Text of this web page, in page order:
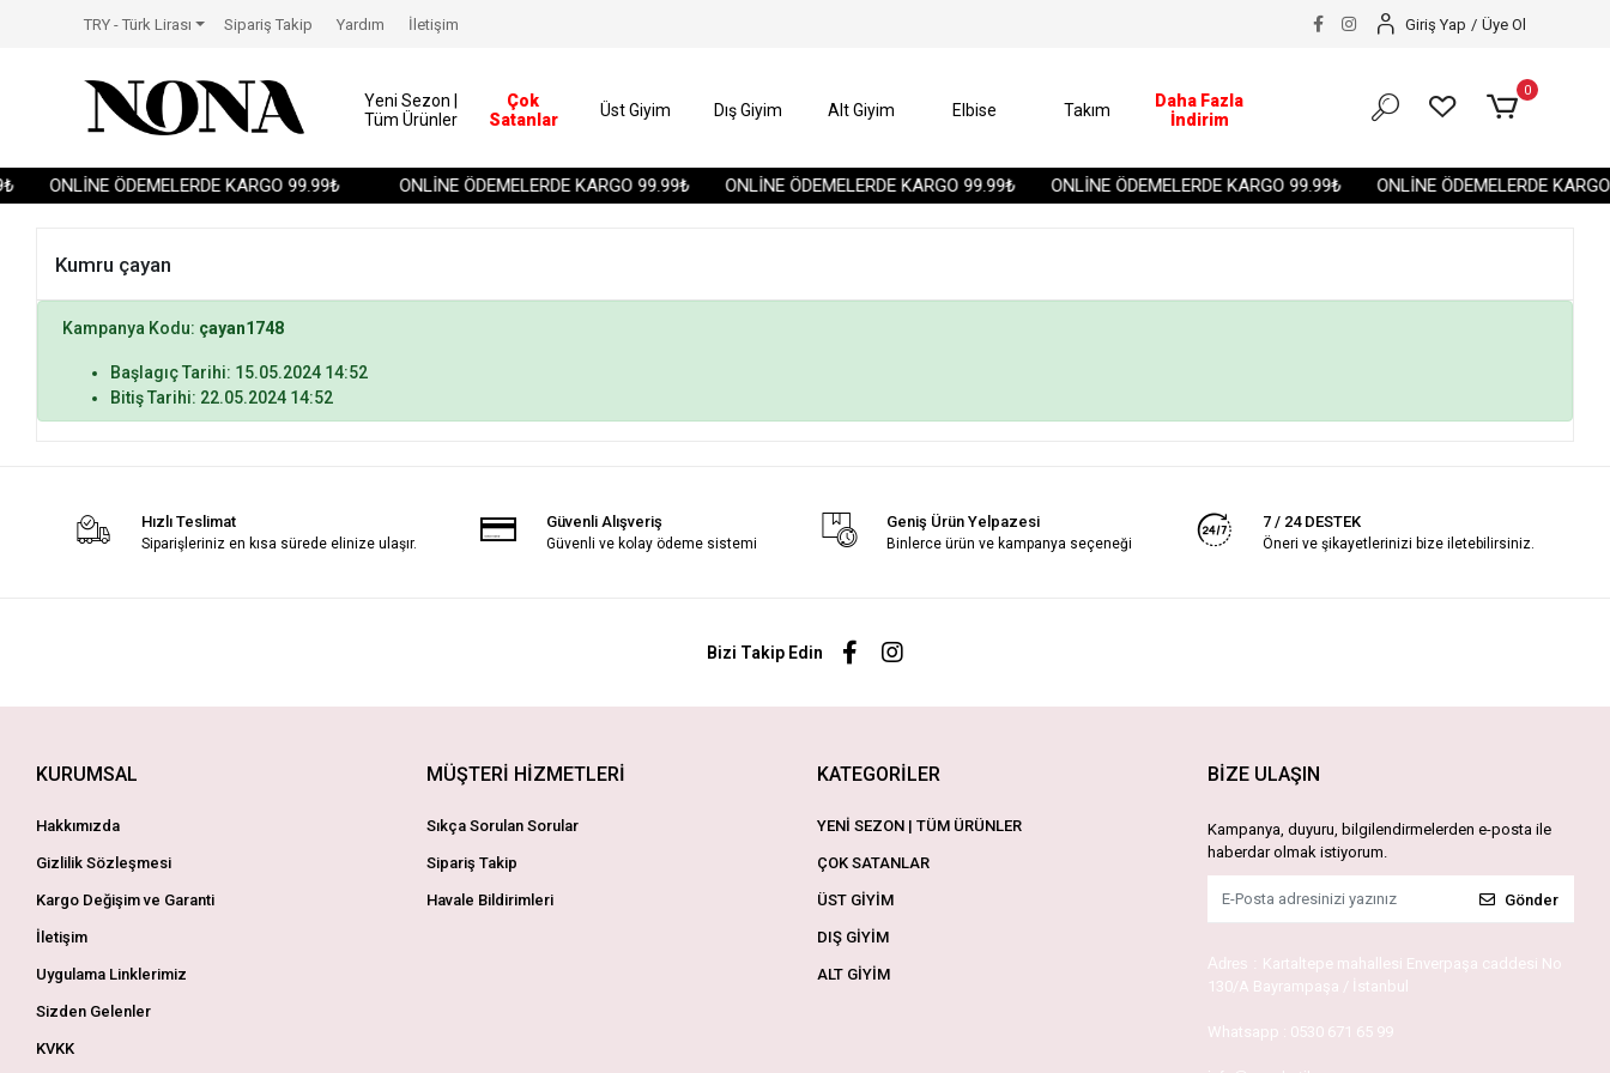
ONLİNE ÖDEMELERDE KARGO 99.99₺ ONLİNE ÖDEMELERDE KARGO 99.99₺ ONLİNE ÖDEMELERDE KARGO 99.99₺ ONLİNE ÖDEMELERDE KARGO 99.99₺ ONLİNE ÖDEMELERDE
TRY - Türk Lirası Sipariş Takip Yardım İletişim Giriş Yap / Üye Ol
Yeni Sezon |
Tüm Ürünler
Çok
Satanlar
Üst Giyim Dış Giyim Alt Giyim Elbise Takım
Daha Fazla
İndirim
0
Kumru çayan
Kampanya Kodu: çayan1748
Başlagıç Tarihi: 15.05.2024 14:52
Bitiş Tarihi: 22.05.2024 14:52
Hızlı Teslimat
Siparişleriniz en kısa sürede elinize ulaşır.
Güvenli Alışveriş
Güvenli ve kolay ödeme sistemi
Geniş Ürün Yelpazesi
Binlerce ürün ve kampanya seçeneği
7 / 24 DESTEK
Öneri ve şikayetlerinizi bize iletebilirsiniz.
Bizi Takip Edin
KURUMSAL
Hakkımızda
Gizlilik Sözleşmesi
Kargo Değişim ve Garanti
İletişim
Uygulama Linklerimiz
Sizden Gelenler
KVKK
MÜŞTERİ HİZMETLERİ
Sıkça Sorulan Sorular
Sipariş Takip
Havale Bildirimleri
KATEGORİLER
YENİ SEZON | TÜM ÜRÜNLER
ÇOK SATANLAR
ÜST GİYİM
DIŞ GİYİM
ALT GİYİM
BİZE ULAŞIN
Kampanya, duyuru, bilgilendirmelerden e-posta ile
haberdar olmak istiyorum.
Gönder
Adres : Kartaltepe mahallesi Enverpaşa caddesi No
130/A Bayrampaşa / İstanbul
Whatsapp : 0530 671 65 99